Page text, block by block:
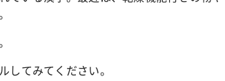
してみてください。